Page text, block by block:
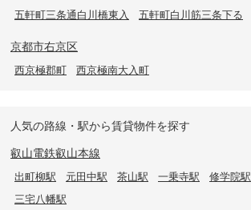
五軒町三条通白川橋東入
五軒町白川筋三条下る
京都市右京区
西京極郡町 西京極南大入町
人気の路線・駅から賃貸物件を探す
叡山電鉄叡山本線
出町柳駅 元田中駅 茶山駅 一乗寺駅 修学院駅
三宅八幡駅